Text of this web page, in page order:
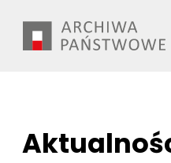
treści